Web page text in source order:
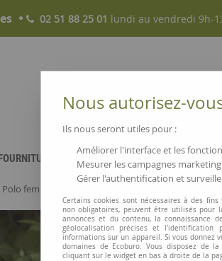
02 51 88 25 01 lundi au vendredi 9h-
NOUVEAUTÉS
Polo femme
Nous autorisez-
Ils nous seront utiles pour :
Améliorer l'interface et les
Mesurer les campagnes
Gérer l'authentification et
Certains cookies sont nécessaires à des
non obligatoires, peuvent être utilisés pour
annonces et du contenu, la connaissance
géolocalisation précises et
informations sur un appareil. Si vous donnez
domaines de Ecoburo. Vous disposez de
cliquant sur le widget en bas à droite de la